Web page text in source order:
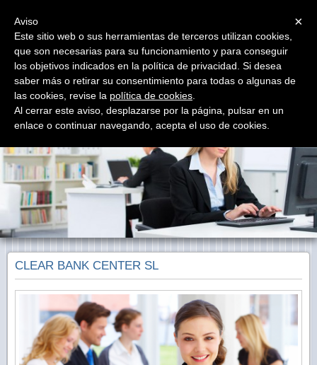
Asesoría Fiscal Inmobiliaria Gestión
Asesoría Jurídica Fiscal Laboral Contable Inmobiliaria
Gestión Documental Herencias
CLEAR BANK CENTER SL
×
Aviso
Este sitio web o sus herramientas de terceros utilizan cookies,
que son necesarias para su funcionamiento y para conseguir
los objetivos indicados en la política de privacidad. Si desea
saber más o retirar su consentimiento para todas o algunas de
las cookies, revise la política de cookies
Al cerrar este aviso, desplazarse por la página, pulsar en un
enlace o continuar navegando, acepta el uso de cookies.